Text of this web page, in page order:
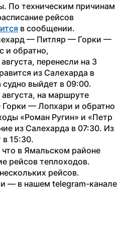
По техническим причинам
рейсов
в сообщении.
— Питляр — Горки —
и обратно,
перенесли на 3
из Салехарда в
выйдет в 09:00.
на маршруте
— Лопхари и обратно
«Роман Ругин» и «Петр
из Салехарда в 07:30. Из
в 15:30.
что в Ямальском районе
рейсов теплоходов.
рейсов.